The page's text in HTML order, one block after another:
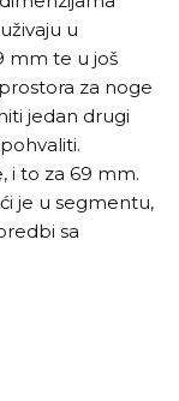
u
mm te u još
za noge
jedan drugi
i to za 69 mm.
je u segmentu,
sa